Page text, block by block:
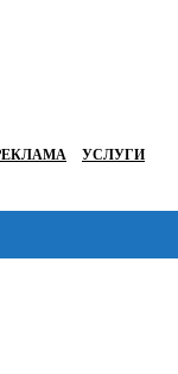
УСЛУГИ